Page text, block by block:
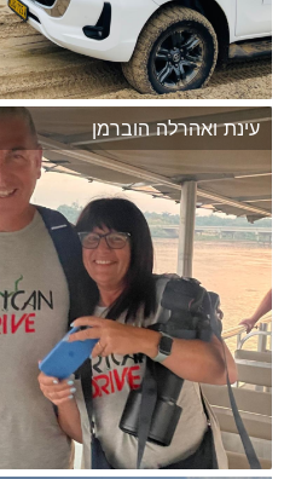
המשך
עינת ואהרלה הוברמן